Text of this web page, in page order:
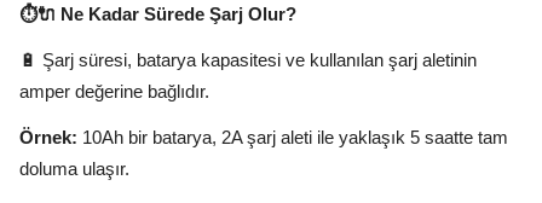
⏱️🔌 Ne Kadar Sürede Şarj Olur?
🔋 Şarj süresi, batarya kapasitesi ve kullanılan şarj aletinin
amper değerine bağlıdır.
Örnek: 10Ah bir batarya, 2A şarj aleti ile yaklaşık 5 saatte tam
doluma ulaşır.